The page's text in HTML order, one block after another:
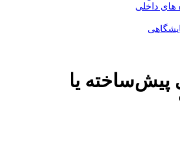
های داخلی
یا